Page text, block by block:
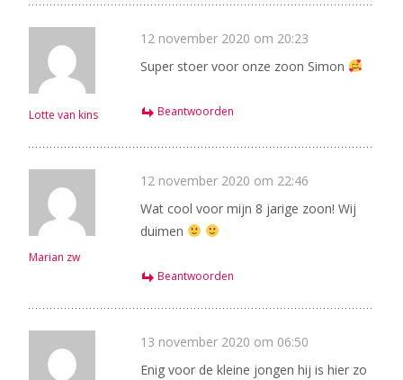
Lotte van kins
12 november 2020 om 20:23
Super stoer voor onze zoon Simon
Beantwoorden
Marian zw
12 november 2020 om 22:46
Wat cool voor mijn 8 jarige zoon! Wij
duimen
Beantwoorden
13 november 2020 om 06:50
Enig voor de kleine jongen hij is hier zo